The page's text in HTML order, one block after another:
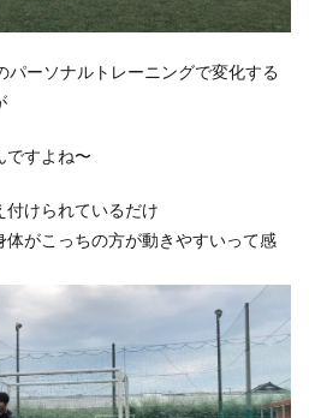
パーソナルトレーニングで変化する
ですよね〜
付けられているだけ
がこっちの方が動きやすいって感